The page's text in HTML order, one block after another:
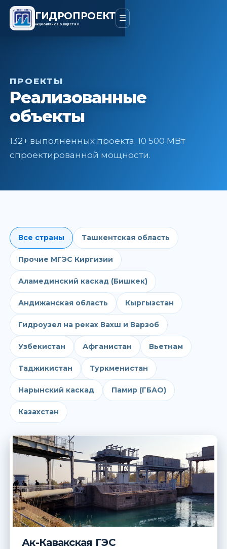
ГИДРОПРОЕКТ
АКЦИОНЕРНОЕ ОБЩЕСТВО
☰
ПРОЕКТЫ
Реализованные
объекты
132+ выполненных проекта. 10 500 МВт
спроектированной мощности.
Все страны Ташкентская область
Прочие МГЭС Киргизии
Аламединский каскад (Бишкек)
Андижанская область Кыргызстан
Гидроузел на реках Вахш и Варзоб
Узбекистан Афганистан Вьетнам
Таджикистан Туркменистан
Нарынский каскад Памир (ГБАО)
Казахстан
Ак-Кавакская ГЭС